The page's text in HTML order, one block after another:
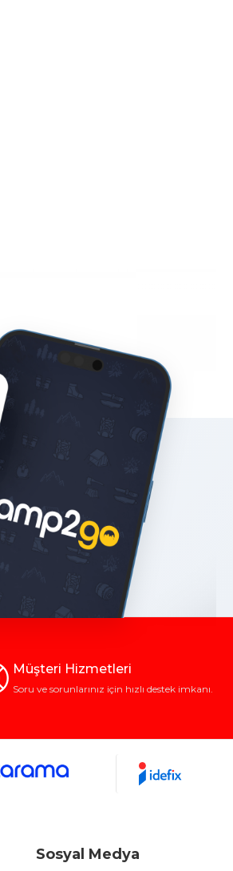
Müşteri Hizmetleri
Soru ve sorunlarınız için hızlı destek imkanı.
Sosyal Medya